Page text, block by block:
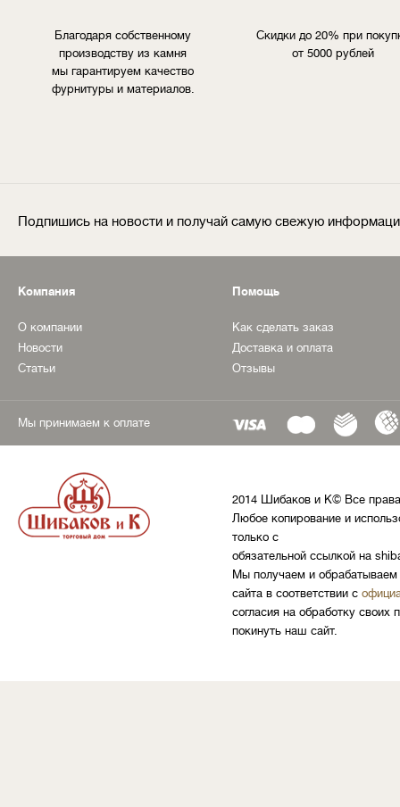
Благодаря собственному
производству из камня
мы гарантируем качество
фурнитуры и материалов.
Скидки до 20% при
от 5000 рублей
Подпишись на новости и получай самую свежую
Компания
О компании
Новости
Статьи
Помощь
Как сделать заказ
Доставка и оплата
Отзывы
Мы принимаем к оплате
2014 Шибаков и К© Все
Любое копирование и
только с
обязательной ссылкой на
Мы получаем и обрабатываем
сайта в соответствии с
согласия на обработку
покинуть наш сайт.